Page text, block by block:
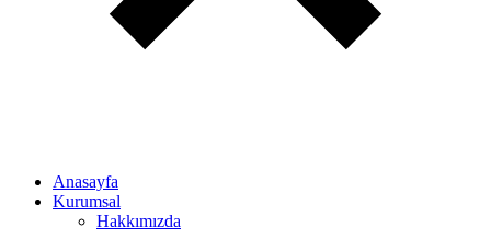
Anasayfa
Kurumsal
Hakkımızda